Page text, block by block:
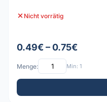
Nicht vorrätig
0.49€ – 0.75€
Menge: Min: 1